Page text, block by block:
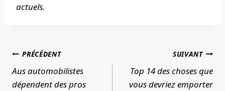
actuels.
Navigation
de
l’article
PRÉCÉDENT
Aus automobilistes
dépendent des pros
SUIVANT
Top 14 des choses que
vous devriez emporter